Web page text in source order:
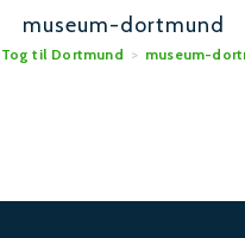
museum-dortmund
Tog til Dortmund > museum-